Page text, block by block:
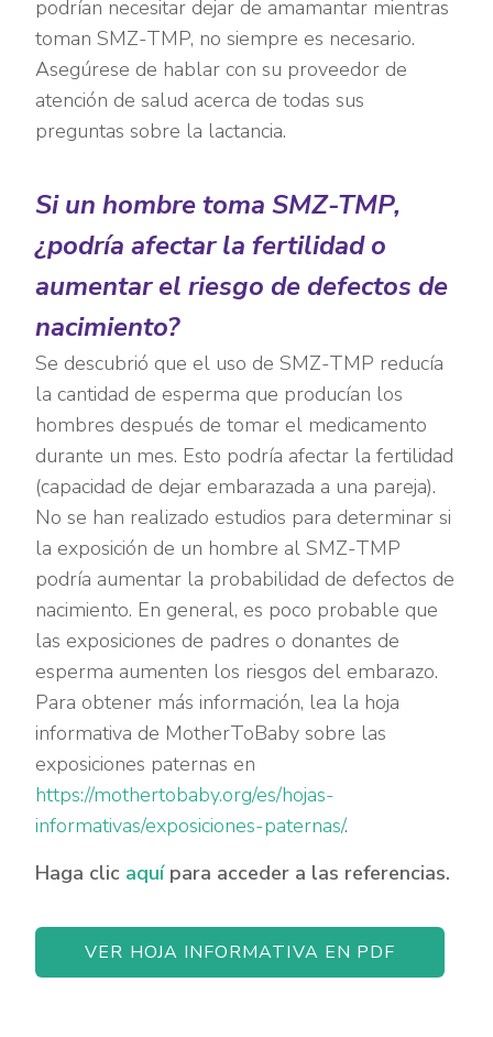
podrían necesitar dejar de amamantar mientras
toman SMZ-TMP, no siempre es necesario.
Asegúrese de hablar con su proveedor de
atención de salud acerca de todas sus
preguntas sobre la lactancia.
Si un hombre toma SMZ-TMP,
¿podría afectar la fertilidad o
aumentar el riesgo de defectos de
nacimiento?
Se descubrió que el uso de SMZ-TMP reducía
la cantidad de esperma que producían los
hombres después de tomar el medicamento
durante un mes. Esto podría afectar la fertilidad
(capacidad de dejar embarazada a una pareja).
No se han realizado estudios para determinar si
la exposición de un hombre al SMZ-TMP
podría aumentar la probabilidad de defectos de
nacimiento. En general, es poco probable que
las exposiciones de padres o donantes de
esperma aumenten los riesgos del embarazo.
Para obtener más información, lea la hoja
informativa de MotherToBaby sobre las
exposiciones paternas en
https://mothertobaby.org/es/hojas-
informativas/exposiciones-paternas/.
Haga clic aquípara acceder a las referencias.
VER HOJA INFORMATIVA EN PDF